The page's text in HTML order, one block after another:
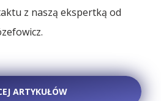
Poznańz naszą ekspertką od
ARTYKUŁÓW